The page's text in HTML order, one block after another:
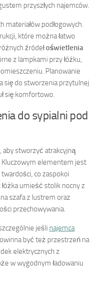
przyszłych najemców.
materiałów podłogowych.
które można łatwo
źródełoświetlenia
z lampkami przy łóżku,
Planowanie
się do stworzenia przytulnej
się komfortowo.
do sypialni pod
, aby stworzyć atrakcyjną
elementem jest
co zaspokoi
umieść stolik nocny z
szafa z lustrem oraz
przechowywania.
jeśli najemca
być też przestrzeń na
elektrycznych z
w wygodnym ładowaniu